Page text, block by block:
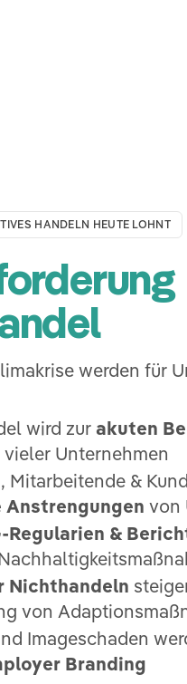
HANDELN HEUTE LOHNT
werden für
wird zurakuten
vieler Unternehmen​
Mitarbeitende &
von
Regularien &
Nichthandeln
von
Imageschaden
Branding​